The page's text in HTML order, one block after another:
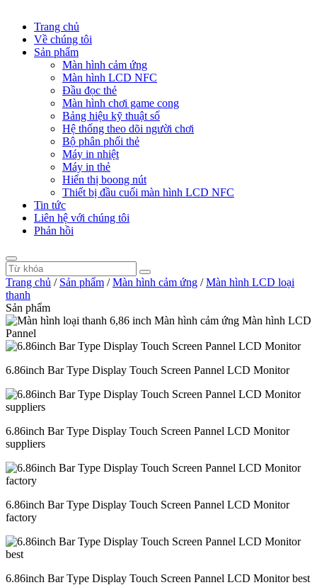
Trang chủ
Về chúng tôi
Sản phẩm
Màn hình cảm ứng
Màn hình LCD NFC
Đầu đọc thẻ
Màn hình chơi game cong
Bảng hiệu kỹ thuật số
Hệ thống theo dõi người chơi
Bộ phân phối thẻ
Máy in nhiệt
Máy in thẻ
Hiển thị boong nút
Thiết bị đầu cuối màn hình LCD NFC
Tin tức
Liên hệ với chúng tôi
Phản hồi
Trang chủ / Sản phẩm /Màn hình cảm ứng /Màn hình LCD loại
thanh
Sản phẩm
6.86inch Bar Type Display Touch Screen Pannel LCD Monitor
6.86inch Bar Type Display Touch Screen Pannel LCD Monitor
suppliers
6.86inch Bar Type Display Touch Screen Pannel LCD Monitor
factory
6.86inch Bar Type Display Touch Screen Pannel LCD Monitor best